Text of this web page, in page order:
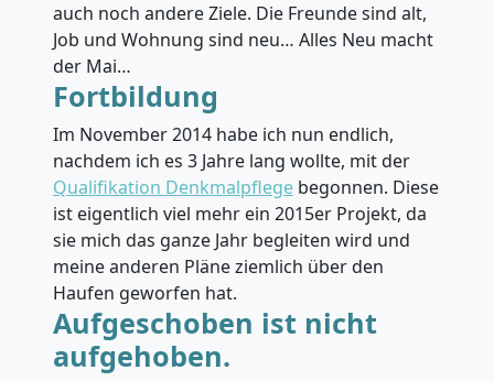
auch noch andere Ziele. Die Freunde sind alt,
Job und Wohnung sind neu… Alles Neu macht
der Mai…
Fortbildung
Im November 2014 habe ich nun endlich,
nachdem ich es 3 Jahre lang wollte, mit der
Qualifikation Denkmalpflege begonnen. Diese
ist eigentlich viel mehr ein 2015er Projekt, da
sie mich das ganze Jahr begleiten wird und
meine anderen Pläne ziemlich über den
Haufen geworfen hat.
Aufgeschoben ist nicht
aufgehoben.